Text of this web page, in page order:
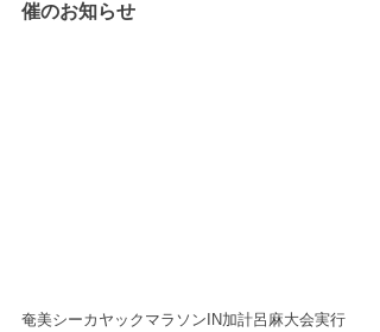
催のお知らせ
奄美シーカヤックマラソンIN加計呂麻大会実行